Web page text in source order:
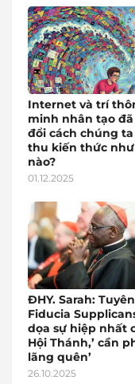
Internet và trí
minh nhân tạo
đổi cách chúng
thu kiến thức
nào?
01.12.2025
ĐHY. Sarah:
Fiducia
dọa sự hiệp nhất
Hội Thánh,’ cần
lãng quên’
26.10.2025